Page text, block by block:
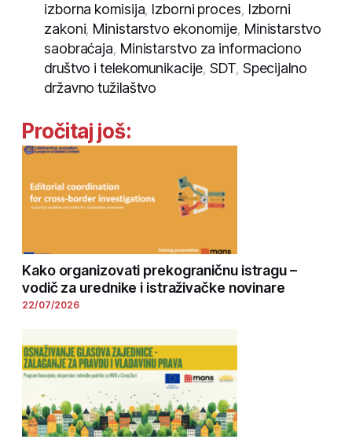
izborna komisija, Izborni proces, Izborni
zakoni, Ministarstvo ekonomije, Ministarstvo
saobraćaja, Ministarstvo za informaciono
društvo i telekomunikacije,SDT, Specijalno
državno tužilaštvo
Pročitaj još:
Kako organizovati prekograničnu istragu –
vodič za urednike i istraživačke novinare
22/07/2026